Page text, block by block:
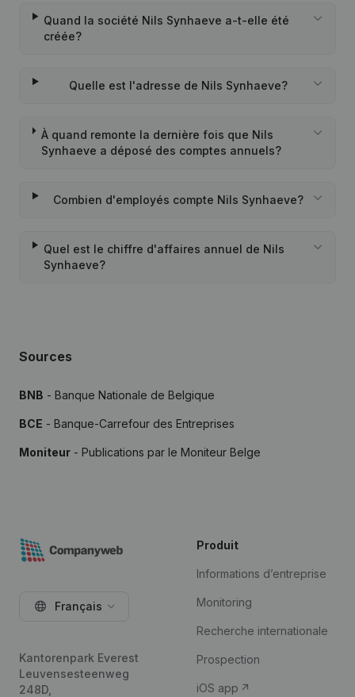
Quand la société Nils Synhaeve a-t-elle été
créée?
Quelle est l'adresse de Nils Synhaeve?
À quand remonte la dernière fois que Nils
Synhaeve a déposé des comptes annuels?
Combien d'employés compte Nils Synhaeve?
Quel est le chiffre d'affaires annuel de Nils
Synhaeve?
Sources
BNB - Banque Nationale de Belgique
BCE - Banque-Carrefour des Entreprises
Moniteur - Publications par le Moniteur Belge
Français
Kantorenpark Everest
Leuvensesteenweg
248D,
Produit
Informations d’entreprise
Monitoring
Recherche internationale
Prospection
iOS app